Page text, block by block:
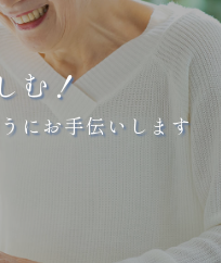
む！
にお手伝いします